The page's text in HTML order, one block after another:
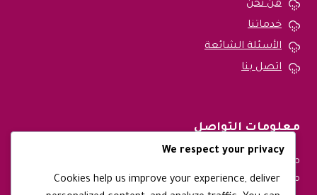
من نحن
خدماتنا
الأسئلة الشائعة
اتصل بنا
معلومات التواصل
متواجدين طوال ايام الاسبوع ونقوم بتقديم خدماتنا في جميع
مدن المملكة العربية السعودية
We respect your privacy
Cookies help us improve your experience, deliver